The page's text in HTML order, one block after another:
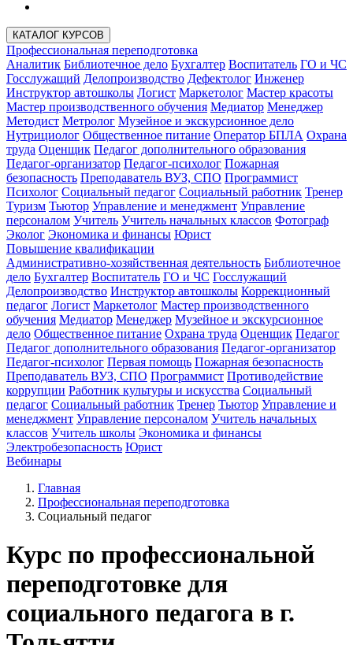
КАТАЛОГ КУРСОВ
Профессиональная переподготовка
Аналитик Библиотечное дело Бухгалтер Воспитатель ГО и ЧС
Госслужащий Делопроизводство Дефектолог Инженер
Инструктор автошколы Логист Маркетолог Мастер красоты
Мастер производственного обучения Медиатор Менеджер
Методист Метролог Музейное и экскурсионное дело
Нутрициолог Общественное питание Оператор БПЛА Охрана
труда Оценщик Педагог дополнительного образования
Педагог-организатор Педагог-психолог Пожарная
безопасность Преподаватель ВУЗ, СПО Программист
Психолог Социальный педагог Социальный работник Тренер
Туризм Тьютор Управление и менеджмент Управление
персоналом Учитель Учитель начальных классов Фотограф
Эколог Экономика и финансы Юрист
Повышение квалификации
Административно-хозяйственная деятельность Библиотечное
дело Бухгалтер Воспитатель ГО и ЧС Госслужащий
Делопроизводство Инструктор автошколы Коррекционный
педагог Логист Маркетолог Мастер производственного
обучения Медиатор Менеджер Музейное и экскурсионное
дело Общественное питание Охрана труда Оценщик Педагог
Педагог дополнительного образования Педагог-организатор
Педагог-психолог Первая помощь Пожарная безопасность
Преподаватель ВУЗ, СПО Программист Противодействие
коррупции Работник культуры и искусства Социальный
педагог Социальный работник Тренер Тьютор Управление и
менеджмент Управление персоналом Учитель начальных
классов Учитель школы Экономика и финансы
Электробезопасность Юрист
Вебинары
Главная
Профессиональная переподготовка
Социальный педагог
Курс по профессиональной
переподготовке для
социального педагога в г.